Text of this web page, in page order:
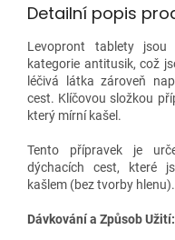
Detailní popis
Levopront tablety
kategorie antitusik, což
léčivá látka zároveň
cest. Klíčovou složkou
který mírní kašel.
Tento přípravek je
dýchacích cest, které
kašlem (bez tvorby hlenu).
Dávkování a Způsob Užití: